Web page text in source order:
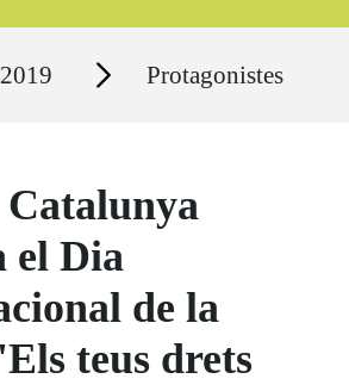
Secciones Protagonistes
el Dia
de la
teus drets